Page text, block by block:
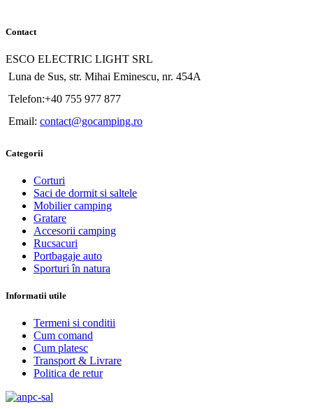
Contact
ESCO ELECTRIC LIGHT SRL
Luna de Sus, str. Mihai Eminescu, nr. 454A
Telefon:+40 755 977 877
Email: contact@gocamping.ro
Categorii
Corturi
Saci de dormit si saltele
Mobilier camping
Gratare
Accesorii camping
Rucsacuri
Portbagaje auto
Sporturi în natura
Informatii utile
Termeni si conditii
Cum comand
Cum platesc
Transport & Livrare
Politica de retur